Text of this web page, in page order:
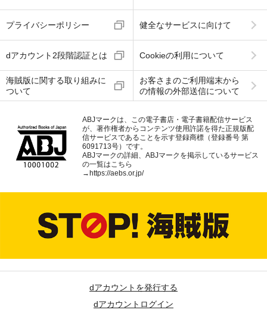
プライバシーポリシー 健全なサービスに向けて
dアカウント2段階認証とは Cookieの利用について
海賊版に関する取り組みに
ついて
お客さまのご利用端末から
の情報の外部送信について
ABJマークは、この電子書店・電子書籍配信サービス
が、著作権者からコンテンツ使用許諾を得た正規版配
信サービスであることを示す登録商標（登録番号 第
6091713号）です。
ABJマークの詳細、ABJマークを掲示しているサービス
の一覧はこちら
→ https://aebs.or.jp/
dアカウントを発行する
dアカウントログイン